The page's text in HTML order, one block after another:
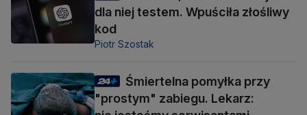
dla niej testem. Wpuściła złośliwy
kod
Piotr Szostak
Śmiertelna pomyłka przy
"prostym" zabiegu. Lekarz: